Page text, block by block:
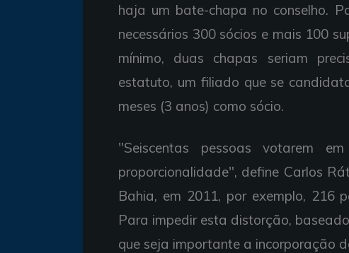
haja um bate-chapa no conselho.
necessários 300 sócios e mais 100
mínimo, duas chapas seriam
estatuto, um filiado que se
meses (3 anos) como sócio.
"Seiscentas pessoas votarem
proporcionalidade", define Carlos
Bahia, em 2011, por exemplo, 216
Para impedir esta distorção,
que seja importante a incorporação